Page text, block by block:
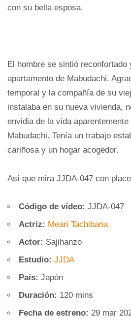
con su bella esposa.
El hombre se sintió reconfortado
apartamento de Mabudachi.
temporal y la compañía de su
instalaba en su nueva vivienda,
envidia de la vida
Mabudachi. Tenía un trabajo
cariñosa y un hogar acogedor.
Así que mira JJDA-047 con
Código de vídeo:JJDA-047
Actriz: Meari Tachibana
Actor: Sajihanzo
Estudio:JJDA
País:Japón
Duración: 120 mins
Fecha de estreno:29 mar